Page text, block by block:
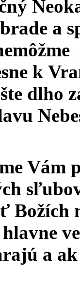
a
k
dlho
hlavne
a